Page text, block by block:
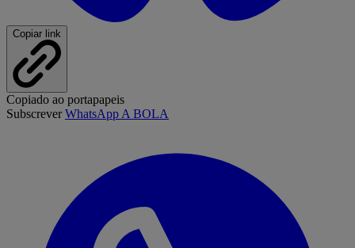
Copiar link
Copiado ao portapapeis
SubscreverWhatsApp A BOLA